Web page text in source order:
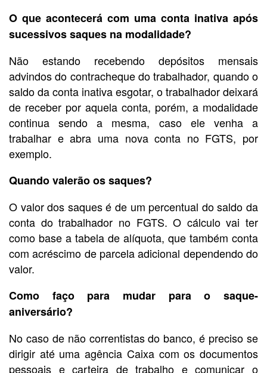
O que acontecerá com uma conta inativa após
sucessivos saques na modalidade?
Não estando recebendo depósitos mensais
advindos do contracheque do trabalhador, quando o
saldo da conta inativa esgotar, o trabalhador deixará
de receber por aquela conta, porém, a modalidade
continua sendo a mesma, caso ele venha a
trabalhar e abra uma nova conta no FGTS, por
exemplo.
Quando valerão os saques?
O valor dos saques é de um percentual do saldo da
conta do trabalhador no FGTS. O cálculo vai ter
como base a tabela de alíquota, que também conta
com acréscimo de parcela adicional dependendo do
valor.
Como faço para mudar para o saque-
aniversário?
No caso de não correntistas do banco, é preciso se
dirigir até uma agência Caixa com os documentos
pessoais e carteira de trabalho e comunicar o